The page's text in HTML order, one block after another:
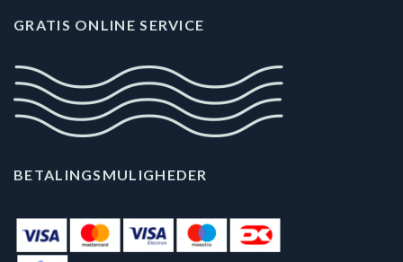
GRATIS ONLINE SERVICE
BETALINGSMULIGHEDER